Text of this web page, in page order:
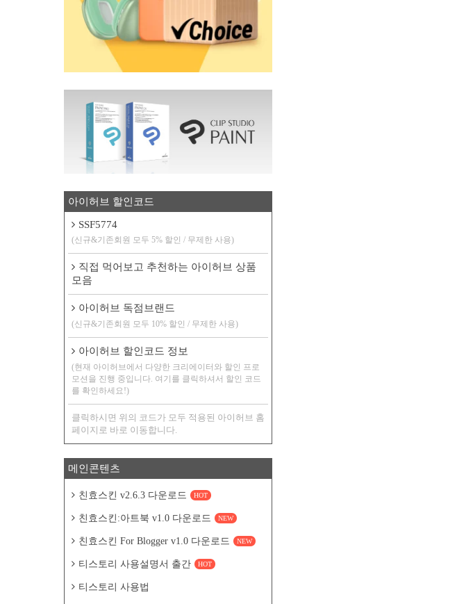
아이허브 할인코드
SSF5774
(신규&기존회원 모두 5% 할인 / 무제한 사용)
직접 먹어보고 추천하는 아이허브 상품
모음
아이허브 독점브랜드
(신규&기존회원 모두 10% 할인 / 무제한 사용)
아이허브 할인코드 정보
(현재 아이허브에서 다양한 크리에이터와 할인 프로
모션을 진행 중입니다. 여기를 클릭하셔서 할인 코드
를 확인하세요!)
클릭하시면 위의 코드가 모두 적용된 아이허브 홈
페이지로 바로 이동합니다.
메인콘텐츠
친효스킨 v2.6.3 다운로드 HOT
친효스킨:아트북 v1.0 다운로드 NEW
친효스킨 For Blogger v1.0 다운로드 NEW
티스토리 사용설명서 출간 HOT
티스토리 사용법